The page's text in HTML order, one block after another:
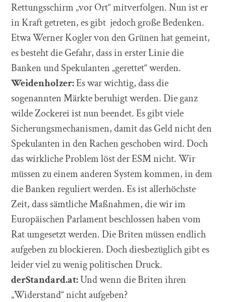
Rettungsschirm „vor Ort“ mitverfolgen. Nun ist er
in Kraft getreten, es gibt jedoch große Bedenken.
Etwa Werner Kogler von den Grünen hat gemeint,
es besteht die Gefahr, dass in erster Linie die
Banken und Spekulanten „gerettet“ werden.
Weidenholzer:Es war wichtig, dass die
sogenannten Märkte beruhigt werden. Die ganz
wilde Zockerei ist nun beendet. Es gibt viele
Sicherungsmechanismen, damit das Geld nicht den
Spekulanten in den Rachen geschoben wird. Doch
das wirkliche Problem löst der ESM nicht. Wir
müssen zu einem anderen System kommen, in dem
die Banken reguliert werden. Es ist allerhöchste
Zeit, dass sämtliche Maßnahmen, die wir im
Europäischen Parlament beschlossen haben vom
Rat umgesetzt werden. Die Briten müssen endlich
aufgeben zu blockieren. Doch diesbezüglich gibt es
leider viel zu wenig politischen Druck.
derStandard.at:Und wenn die Briten ihren
„Widerstand“ nicht aufgeben?